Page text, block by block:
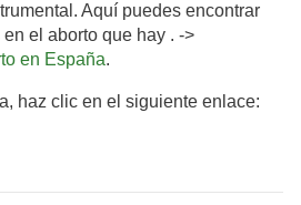
Aquí puedes encontrar
el aborto que hay . ->
en España.
haz clic en el siguiente enlace: